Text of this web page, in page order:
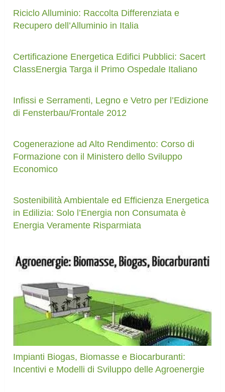
Riciclo Alluminio: Raccolta Differenziata e
Recupero dell’Alluminio in Italia
Certificazione Energetica Edifici Pubblici: Sacert
ClassEnergia Targa il Primo Ospedale Italiano
Infissi e Serramenti, Legno e Vetro per l’Edizione
di Fensterbau/Frontale 2012
Cogenerazione ad Alto Rendimento: Corso di
Formazione con il Ministero dello Sviluppo
Economico
Sostenibilità Ambientale ed Efficienza Energetica
in Edilizia: Solo l’Energia non Consumata è
Energia Veramente Risparmiata
Impianti Biogas, Biomasse e Biocarburanti:
Incentivi e Modelli di Sviluppo delle Agroenergie